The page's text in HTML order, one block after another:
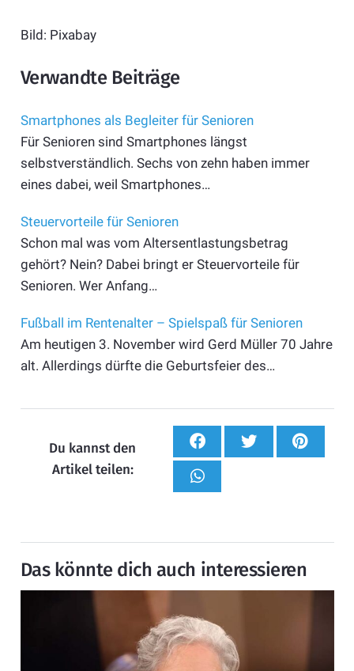
Bild: Pixabay
Verwandte Beiträge
Smartphones als Begleiter für Senioren
Für Senioren sind Smartphones längst
selbstverständlich. Sechs von zehn haben immer
eines dabei, weil Smartphones…
Steuervorteile für Senioren
Schon mal was vom Altersentlastungsbetrag
gehört? Nein? Dabei bringt er Steuer­vorteile für
Senioren. Wer Anfang…
Fußball im Rentenalter – Spielspaß für Senioren
Am heutigen 3. November wird Gerd Müller 70 Jahre
alt. Allerdings dürfte die Geburtsfeier des…
Du kannst den
Artikel teilen:
Das könnte dich auch interessieren